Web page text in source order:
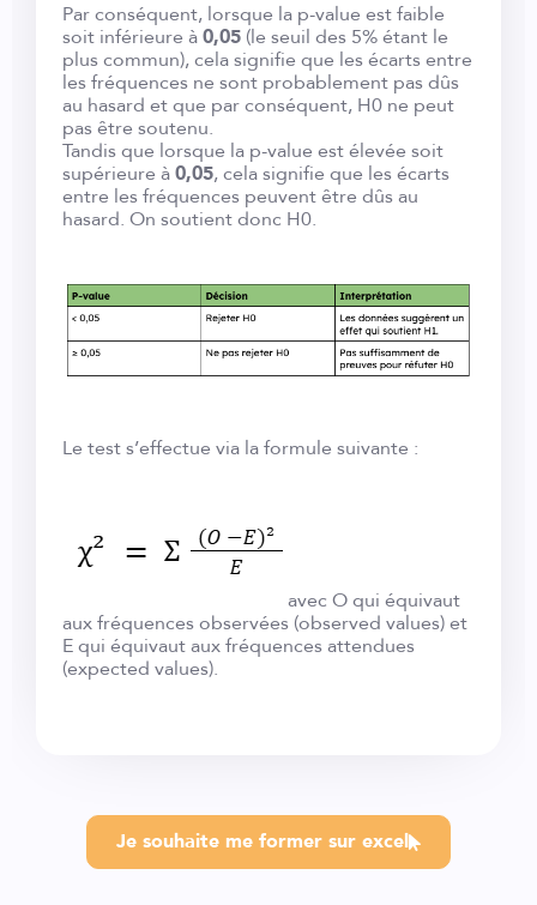
Par conséquent, lorsque la p-value est faible
soit inférieure à0,05 (le seuil des 5% étant le
plus commun), cela signifie que les écarts entre
les fréquences ne sont probablement pas dûs
au hasard et que par conséquent, H0 ne peut
pas être soutenu.
Tandis que lorsque la p-value est élevée soit
supérieure à0,05, cela signifie que les écarts
entre les fréquences peuvent être dûs au
hasard. On soutient donc H0.
Le test s’effectue via la formule suivante :
avec O qui équivaut
aux fréquences observées (observed values) et
E qui équivaut aux fréquences attendues
(expected values).
Je souhaite me former sur excel